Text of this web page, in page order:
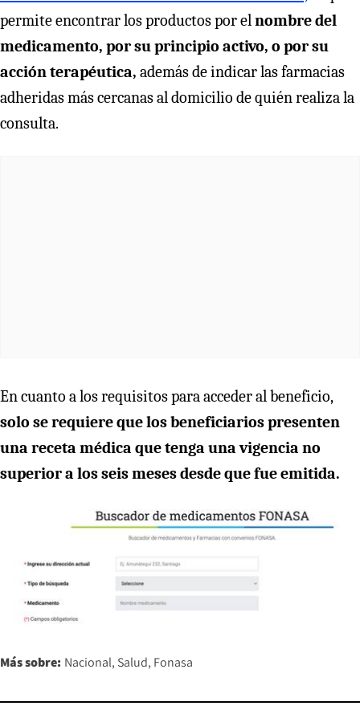
permite encontrar los productos por elnombre del
medicamento, por su principio activo, o por su
acción terapéutica, además de indicar las farmacias
adheridas más cercanas al domicilio de quién realiza la
consulta.
En cuanto a los requisitos para acceder al beneficio,
solo se requiere que los beneficiarios presenten
una receta médica que tenga una vigencia no
superior a los seis meses desde que fue emitida.
Más sobre: Nacional Salud Fonasa